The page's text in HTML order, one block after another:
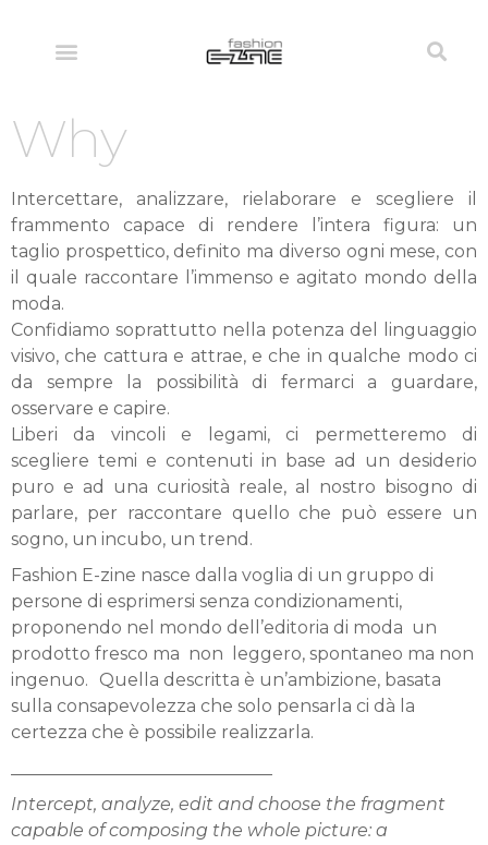
Why
Intercettare, analizzare, rielaborare e scegliere il
frammento capace di rendere l’intera figura: un
taglio prospettico, definito ma diverso ogni mese, con
il quale raccontare l’immenso e agitato mondo della
moda.
Confidiamo soprattutto nella potenza del linguaggio
visivo, che cattura e attrae, e che in qualche modo ci
da sempre la possibilità di fermarci a guardare,
osservare e capire.
Liberi da vincoli e legami, ci permetteremo di
scegliere temi e contenuti in base ad un desiderio
puro e ad una curiosità reale, al nostro bisogno di
parlare, per raccontare quello che può essere un
sogno, un incubo, un trend.
Fashion E-zine nasce dalla voglia di un gruppo di
persone di esprimersi senza condizionamenti,
proponendo nel mondo dell’editoria di moda un
prodotto fresco ma non leggero, spontaneo ma non
ingenuo. Quella descritta è un’ambizione, basata
sulla consapevolezza che solo pensarla ci dà la
certezza che è possibile realizzarla.
Intercept, analyze, edit and choose the fragment
capable of composing the whole picture: a